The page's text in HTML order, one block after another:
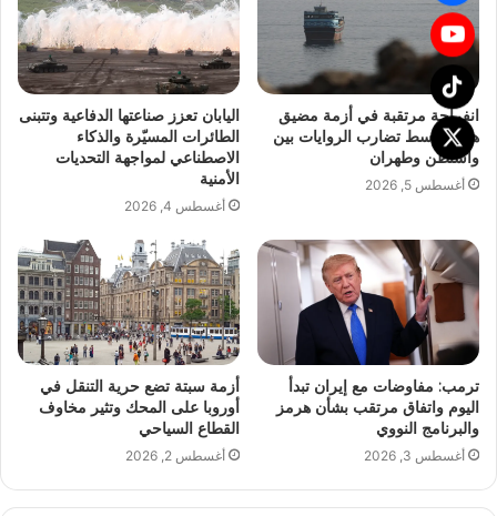
انفراجة مرتقبة في أزمة مضيق
هرمز وسط تضارب الروايات بين
واشنطن وطهران
أغسطس 5, 2026
اليابان تعزز صناعتها الدفاعية وتتبنى
الطائرات المسيّرة والذكاء
الاصطناعي لمواجهة التحديات
الأمنية
أغسطس 4, 2026
ترمب: مفاوضات مع إيران تبدأ
اليوم واتفاق مرتقب بشأن هرمز
والبرنامج النووي
أغسطس 3, 2026
أزمة سبتة تضع حرية التنقل في
أوروبا على المحك وتثير مخاوف
القطاع السياحي
أغسطس 2, 2026